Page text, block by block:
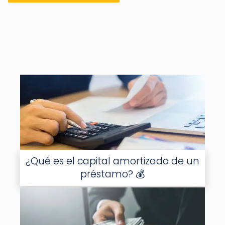
¿Qué es el capital amortizado de un
préstamo? 💰